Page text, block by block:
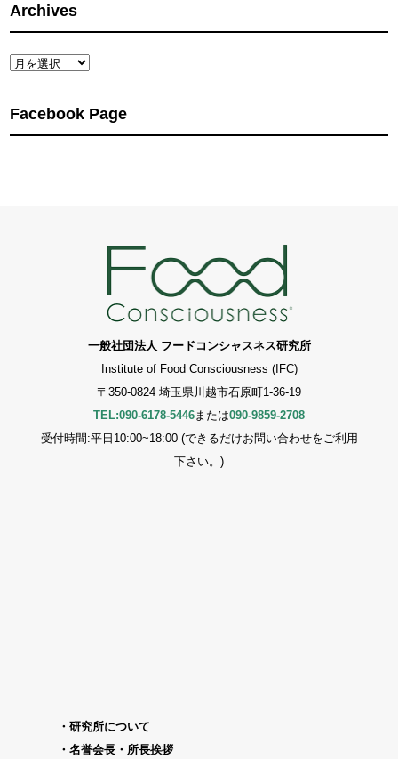
Archives
Archives
Facebook Page
一般社団法人 フードコンシャスネス研究所
Institute of Food Consciousness (IFC)
〒350-0824 埼玉県川越市石原町1-36-19
TEL:090-6178-5446 または090-9859-2708
受付時間:平日10:00~18:00 (できるだけお問い合わせをご利用
下さい。)
研究所について
名誉会長・所長挨拶